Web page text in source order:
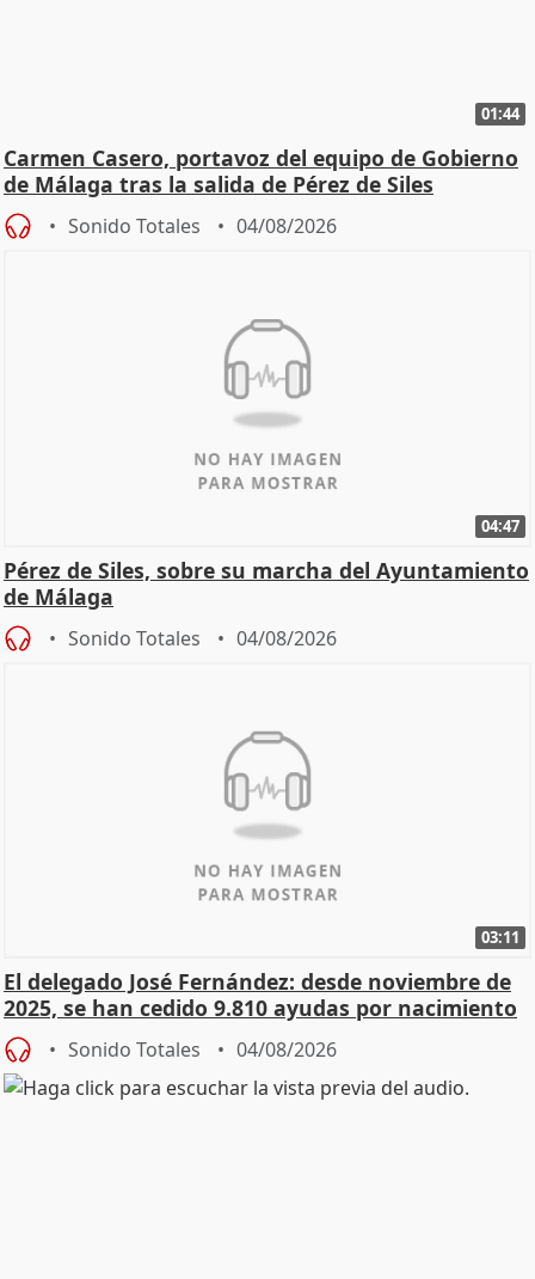
01:44
Carmen Casero, portavoz del equipo de Gobierno
de Málaga tras la salida de Pérez de Siles
Sonido Totales 04/08/2026
04:47
Pérez de Siles, sobre su marcha del Ayuntamiento
de Málaga
Sonido Totales 04/08/2026
03:11
El delegado José Fernández: desde noviembre de
2025, se han cedido 9.810 ayudas por nacimiento
Sonido Totales 04/08/2026